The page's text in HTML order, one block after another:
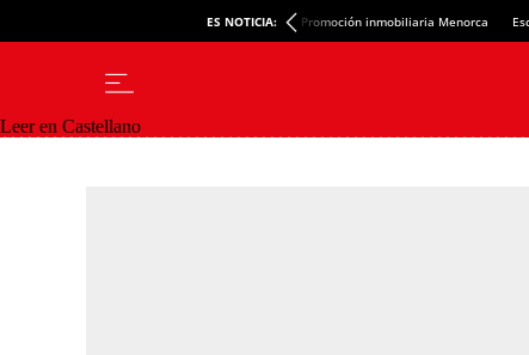
ES NOTICIA: Promoción inmobiliaria Menorca
Leer en Castellano